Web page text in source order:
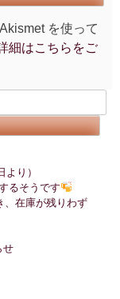
を使って
細はこちらをご
り）
るそうです
、在庫が残りわず
せ